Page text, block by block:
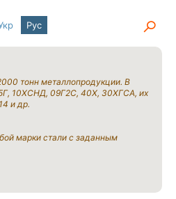
Рус
тонн металлопродукции. В
10ХСНД, 09Г2С, 40Х, 30ХГСА, их
и др.
марки стали с заданным